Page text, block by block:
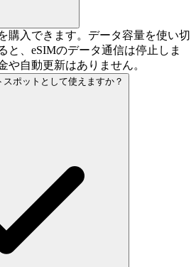
購入できます。データ容量を使い切
と、eSIMのデータ通信は停止しま
や自動更新はありません。
ポットとして使えますか？